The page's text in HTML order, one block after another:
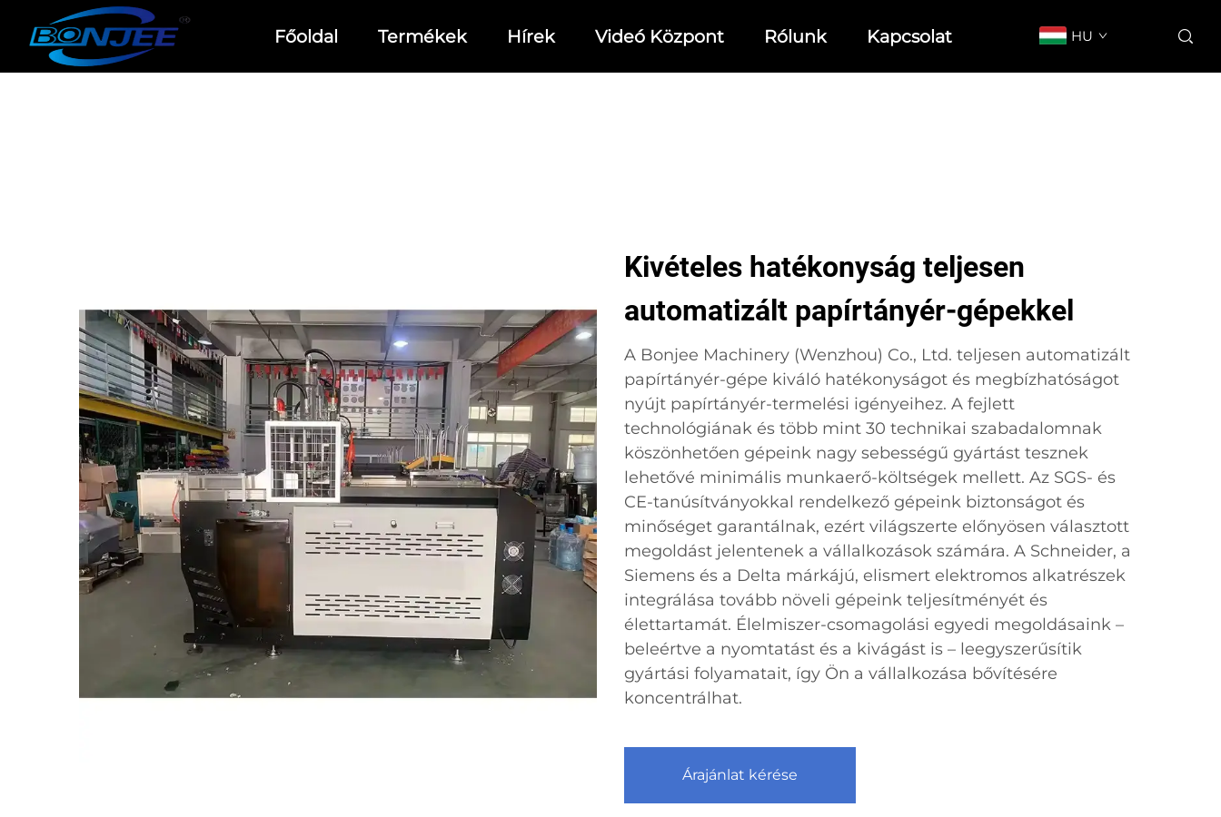
Főoldal Termékek Hírek Videó Központ Rólunk Kapcsolat HU
Kivételes hatékonyság teljesen
automatizált papírtányér-gépekkel
A Bonjee Machinery (Wenzhou) Co., Ltd. teljesen automatizált
papírtányér-gépe kiváló hatékonyságot és megbízhatóságot
nyújt papírtányér-termelési igényeihez. A fejlett
technológiának és több mint 30 technikai szabadalomnak
köszönhetően gépeink nagy sebességű gyártást tesznek
lehetővé minimális munkaerő-költségek mellett. Az SGS- és
CE-tanúsítványokkal rendelkező gépeink biztonságot és
minőséget garantálnak, ezért világszerte előnyösen választott
megoldást jelentenek a vállalkozások számára. A Schneider, a
Siemens és a Delta márkájú, elismert elektromos alkatrészek
integrálása tovább növeli gépeink teljesítményét és
élettartamát. Élelmiszer-csomagolási egyedi megoldásaink –
beleértve a nyomtatást és a kivágást is – leegyszerűsítik
gyártási folyamatait, így Ön a vállalkozása bővítésére
koncentrálhat.
Árajánlat kérése